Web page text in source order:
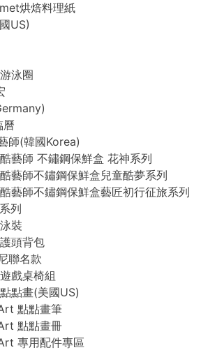
烘焙料理紙
US)
泳圈
曆
師(韓國Korea)
藝師 不鏽鋼保鮮盒 花神系列
藝師不鏽鋼保鮮盒兒童酷夢系列
藝師不鏽鋼保鮮盒藝匠初行征旅系列
列
裝
頭背包
聯名款
戲桌椅組
點畫(美國US)
點點畫筆
點點畫冊
專用配件專區